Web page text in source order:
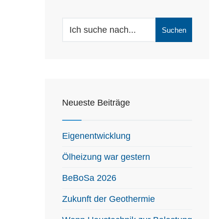
Search
Suchen
Neueste Beiträge
Eigenentwicklung
Ölheizung war gestern
BeBoSa 2026
Zukunft der Geothermie